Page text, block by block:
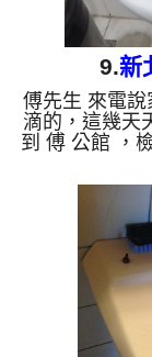
9.新
傅先生 來電說
滴的，這幾天
到 傅 公館 ，
水器當然就
色的液體，
物。 水管裡
成透明，髒東
清洗水管 是
酸打入水管，
空氣與水混